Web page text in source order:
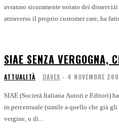
avranno sicuramente notato dei
attraverso il proprio customer care, ha
SIAE SENZA VERGOGNA,
ATTUALITÀ DAVEX - 4 NOVEMBRE
SIAE (Società Italiana Autori e Editori)
in percentuale (simile a quello che già
vergine, o di...